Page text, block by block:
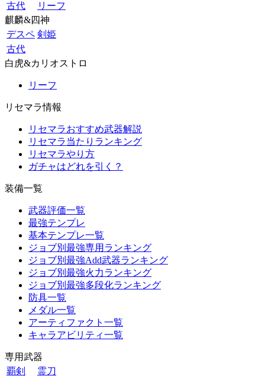
古代
リーフ
麒麟&四神
デスペ 剣姫
古代
白虎&カリオストロ
リーフ
リセマラ情報
リセマラおすすめ武器解説
リセマラ当たりランキング
リセマラやり方
ガチャはどれを引く？
装備一覧
武器評価一覧
最強テンプレ
基本テンプレ一覧
ジョブ別最強専用ランキング
ジョブ別最強Add武器ランキング
ジョブ別最強火力ランキング
ジョブ別最強多段化ランキング
防具一覧
メダル一覧
アーティファクト一覧
キャラアビリティ一覧
専用武器
覇剣
霊刀